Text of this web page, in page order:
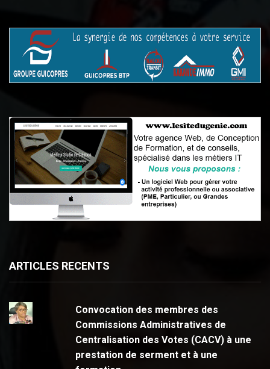
ARTICLES RECENTS
Convocation des membres des
Commissions Administratives de
Centralisation des Votes (CACV) à une
prestation de serment et à une